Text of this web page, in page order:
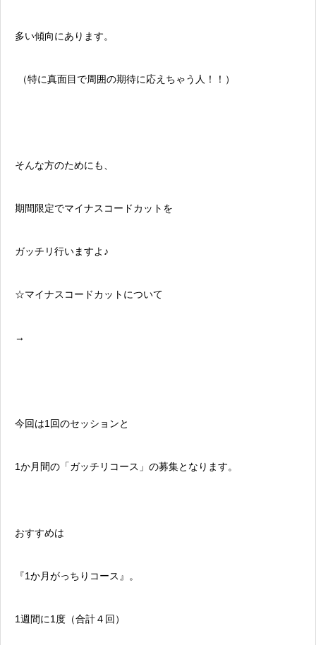
多い傾向にあります。
（特に真面目で周囲の期待に応えちゃう人！！）
そんな方のためにも、
期間限定でマイナスコードカットを
ガッチリ行いますよ♪
☆マイナスコードカットについて
→
今回は1回のセッションと
1か月間の「ガッチリコース」の募集となります。
おすすめは
『1か月がっちりコース』。
1週間に1度（合計４回）